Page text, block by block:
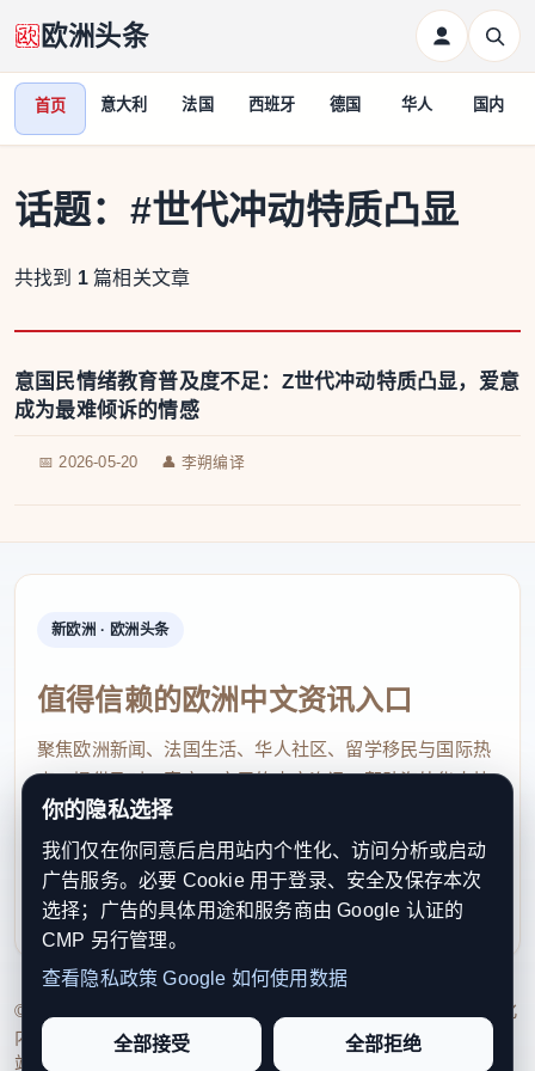
欧洲头条
首页 意大利 法国 西班牙 德国 华人 国内
话题： #世代冲动特质凸显
共找到 1 篇相关文章
意国民情绪教育普及度不足：Z世代冲动特质凸显，爱意
成为最难倾诉的情感
📅 2026-05-20 👤 李朔编译
新欧洲 · 欧洲头条
值得信赖的欧洲中文资讯入口
聚焦欧洲新闻、法国生活、华人社区、留学移民与国际热
点，提供及时、真实、实用的中文资讯，帮助海外华人快
速了解欧洲动态。
contact@xinouzhou.com
服务支持、版权与合作：工作日优先处理站务、投稿与权
利通知
© 2026 新欧洲·欧洲头条. All Rights Reserved. 本网站持续优化
内容透明度、联系方式与用户权利说明，以提升品牌信任感和
站点完整度。
你的隐私选择
我们仅在你同意后启用站内个性化、访问分析或启动
广告服务。必要 Cookie 用于登录、安全及保存本次
选择；广告的具体用途和服务商由 Google 认证的
CMP 另行管理。
查看隐私政策 Google 如何使用数据
全部接受 全部拒绝